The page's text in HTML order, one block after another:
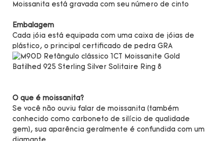
Moissanita está gravada com seu número de cinto
Embalagem
Cada jóia está equipada com uma caixa de jóias de
plástico, o principal certificado de pedra GRA
O que é moissanita?
Se você não ouviu falar de moissanita (também
conhecido como carboneto de silício de qualidade
gem), sua aparência geralmente é confundida com um